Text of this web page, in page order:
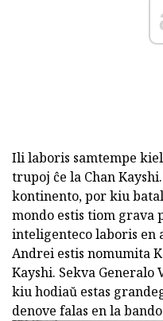
Ili laboris samtempe
trupoj ĉe la Chan
kontinento, por kiu
mondo estis tiom grava
inteligenteco laboris en
Andrei estis nomumita
Kayshi. Sekva
kiu hodiaŭ estas
denove falas en la